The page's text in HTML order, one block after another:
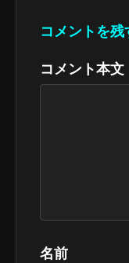
コメントを残
コメント本文
名前